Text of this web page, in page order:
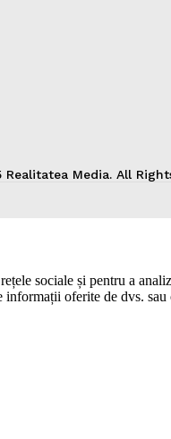
Realitatea Media. All
sociale și pentru a
oferite de dvs.